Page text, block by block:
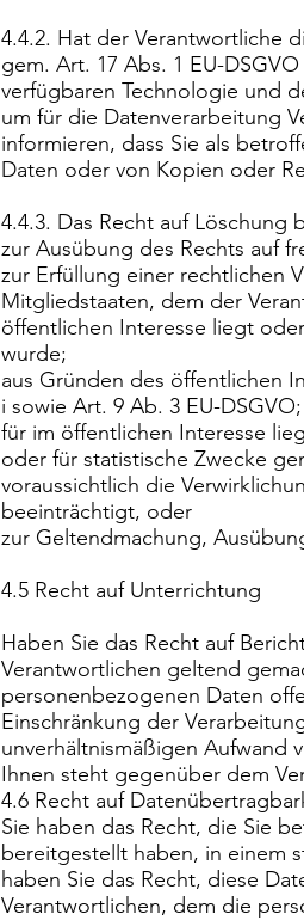
4.4.2. Hat der Verantwortliche
gem. Art. 17 Abs. 1 EU-
verfügbaren Technologie und
um für die Datenverarbeitung
informieren, dass Sie als
Daten oder von Kopien oder
4.4.3. Das Recht auf
zur Ausübung des Rechts auf
zur Erfüllung einer rechtlichen
Mitgliedstaaten, dem der
öffentlichen Interesse liegt
wurde;
aus Gründen des öffentlichen
i sowie Art. 9 Ab. 3 EU-DSGVO;
für im öffentlichen Interesse
oder für statistische Zwecke
voraussichtlich die
beeinträchtigt, oder
zur Geltendmachung,
4.5 Recht auf Unterrichtung
Haben Sie das Recht auf
Verantwortlichen geltend
personenbezogenen Daten
Einschränkung der
unverhältnismäßigen Aufwand
Ihnen steht gegenüber dem
4.6 Recht auf
Sie haben das Recht, die Sie
bereitgestellt haben, in einem
haben Sie das Recht, diese
Verantwortlichen, dem die